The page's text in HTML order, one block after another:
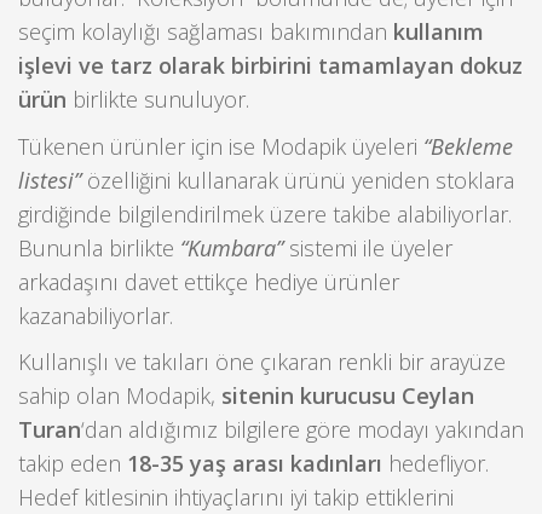
seçim kolaylığı sağlaması bakımından kullanım
işlevi ve tarz olarak birbirini tamamlayan dokuz
ürün birlikte sunuluyor.
Tükenen ürünler için ise Modapik üyeleri “Bekleme
listesi”özelliğini kullanarak ürünü yeniden stoklara
girdiğinde bilgilendirilmek üzere takibe alabiliyorlar.
Bununla birlikte “Kumbara”sistemi ile üyeler
arkadaşını davet ettikçe hediye ürünler
kazanabiliyorlar.
Kullanışlı ve takıları öne çıkaran renkli bir arayüze
sahip olan Modapik, sitenin kurucusu Ceylan
Turan‘dan aldığımız bilgilere göre modayı yakından
takip eden 18-35 yaş arası kadınları hedefliyor.
Hedef kitlesinin ihtiyaçlarını iyi takip ettiklerini